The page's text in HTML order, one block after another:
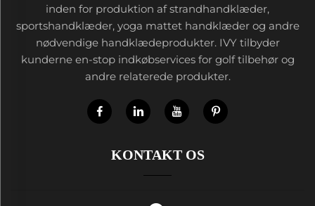
inden for produktion af strandhandklæder,
sportshandklæder, yoga mattet handklæder og andre
nødvendige handklædeprodukter. IVY tilbyder
kunderne en-stop indkøbservices for golf tilbehør og
andre relaterede produkter.
KONTAKT OS